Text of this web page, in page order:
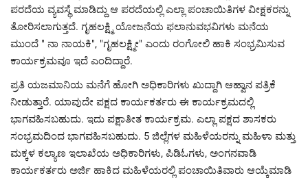
ಪರದೆಯ ವ್ಯವಸ್ಥೆ ಮಾಡಿದ್ದು ಆ ಪರದೆಯಲ್ಲಿ ಎಲ್ಲಾ ಪಂಚಾಯಿತಿಗಳ ವೀಕ್ಷಕರನ್ನು
ತೋರಿಸಲಾಗುತ್ತದೆ. ಗೃಹಲಕ್ಷ್ಮಿ ಯೋಜನೆಯ ಫಲಾನುವಭವಿಗಳು ಮನೆಯ
ಮುಂದೆ " ನಾ ನಾಯಕಿ", "ಗೃಹಲಕ್ಷ್ಮೀ" ಎಂದು ರಂಗೋಲಿ ಹಾಕಿ ಸಂಭ್ರಮಿಸುವ
ಕಾರ್ಯಕ್ರಮವೂ ಇದೆ ಎಂದಿದ್ದಾರೆ.
ಪ್ರತಿ ಯಜಮಾನಿಯ ಮನೆಗೆ ಹೋಗಿ ಅಧಿಕಾರಿಗಳು ಖುದ್ದಾಗಿ ಆಹ್ವಾನ ಪತ್ರಿಕೆ
ನೀಡುತ್ತಾರೆ. ಯಾವುದೇ ಪಕ್ಷದ ಕಾರ್ಯಕರ್ತರು ಈ ಕಾರ್ಯಕ್ರಮದಲ್ಲಿ
ಭಾಗವಹಿಸಬಹುದು. ಇದು ಪಕ್ಷಾತೀತ ಕಾರ್ಯಕ್ರಮ. ಎಲ್ಲಾ ಪಕ್ಷದ ಶಾಸಕರು
ಸಂಭ್ರಮದಿಂದ ಭಾಗವಹಿಸಬಹುದು. 5 ಜಿಲ್ಲೆಗಳ ಮಹಿಳೆಯರನ್ನು ಮಹಿಳಾ ಮತ್ತು
ಮಕ್ಕಳ ಕಲ್ಯಾಣ ಇಲಾಖೆಯ ಅಧಿಕಾರಿಗಳು, ಪಿಡಿಓಗಳು, ಅಂಗನವಾಡಿ
ಕಾರ್ಯಕರ್ತರು ಅರ್ಜಿ ಹಾಕಿದ ಮಹಿಳೆಯರಲ್ಲಿ ಪಂಚಾಯಿತಿವಾರು ಆಯ್ಕೆಮಾಡಿ